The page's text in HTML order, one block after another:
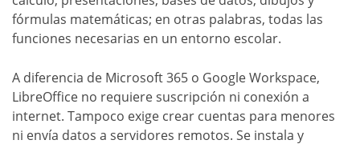
fórmulas matemáticas; en otras palabras, todas las
funciones necesarias en un entorno escolar.
A diferencia de Microsoft 365 o Google Workspace,
LibreOffice no requiere suscripción ni conexión a
internet. Tampoco exige crear cuentas para menores
ni envía datos a servidores remotos. Se instala y